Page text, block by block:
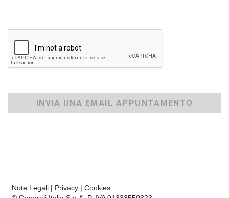
INVIA UNA EMAIL APPUNTAMENTO
Note Legali | Privacy | Cookies